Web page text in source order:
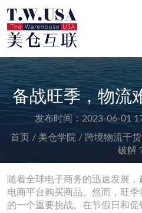
备战旺季，物流
发布时间：2023-06-01
首页 / 美仓学院 / 跨境物流干
破解
随着全球电子商务的迅速发展
电商平台购买商品。然而，旺
的一个重要挑战。在节假日和